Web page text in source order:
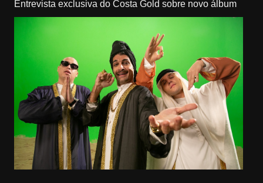
Entrevista exclusiva do Costa Gold sobre novo álbum